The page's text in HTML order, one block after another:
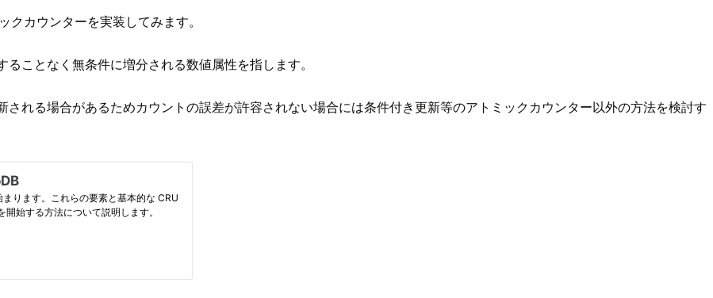
カウンターを実装してみます。
ことなく無条件に増分される数値属性を指します。
れる場合があるためカウントの誤差が許容されない場合には条件付き更新等のアトミックカウンター以外の方法を検討す